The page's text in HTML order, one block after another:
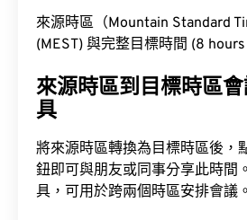
來源時區（Mountain Standard
(MEST) 與完整目標時間 (8
來源時區到目標時區
具
將來源時區轉換為目標時區後，
鈕即可與朋友或同事分享此時間
具，可用於跨兩個時區安排會議。